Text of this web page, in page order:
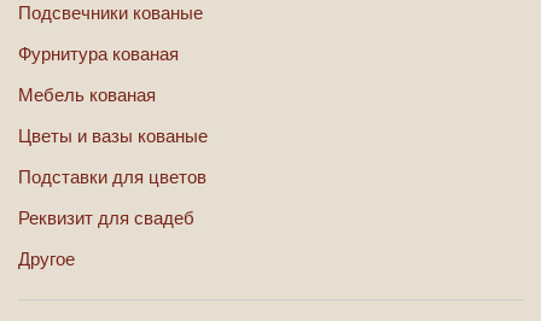
Подсвечники кованые
Фурнитура кованая
Мебель кованая
Цветы и вазы кованые
Подставки для цветов
Реквизит для свадеб
Другое